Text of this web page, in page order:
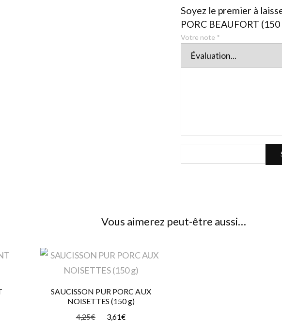
Soyez le premier à
PORC BEAUFORT
Votre note *
Vous aimerez peut-être aussi…
SAUCISSON PUR PORC AUX
NOISETTES (150 g)
4,25€ 3,61€